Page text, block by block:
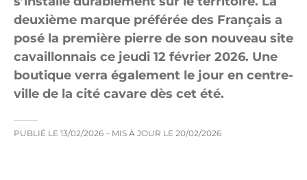
deuxième marque préférée des Français a
posé la première pierre de son nouveau site
cavaillonnais ce jeudi 12 février 2026. Une
boutique verra également le jour en centre-
ville de la cité cavare dès cet été.
PUBLIÉ LE 13/02/2026 – MIS À JOUR LE 20/02/2026